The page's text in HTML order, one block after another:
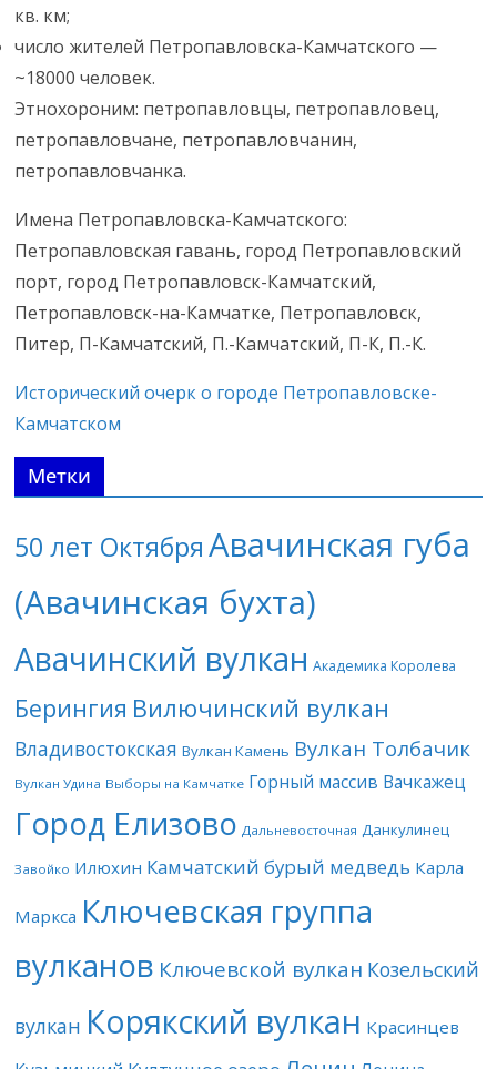
кв. км;
число жителей Петропавловска-Камчатского —
~18000 человек.
Этнохороним: петропавловцы, петропавловец,
петропавловчане, петропавловчанин,
петропавловчанка.
Имена Петропавловска-Камчатского:
Петропавловская гавань, город Петропавловский
порт, город Петропавловск-Камчатский,
Петропавловск-на-Камчатке, Петропавловск,
Питер, П-Камчатский, П.-Камчатский, П-К, П.-К.
Исторический очерк о городе Петропавловске-
Камчатском
Метки
50 лет Октября Авачинская губа
(Авачинская бухта)
Авачинский вулкан Академика Королева
Берингия Вилючинский вулкан
Владивостокская Вулкан Камень Вулкан Толбачик
Вулкан Удина Выборы на Камчатке Горный массив Вачкажец
Город Елизово Дальневосточная Данкулинец
Завойко Илюхин Камчатский бурый медведь Карла
Маркса Ключевская группа
вулканов Ключевской вулкан Козельский
вулкан Корякский вулкан Красинцев